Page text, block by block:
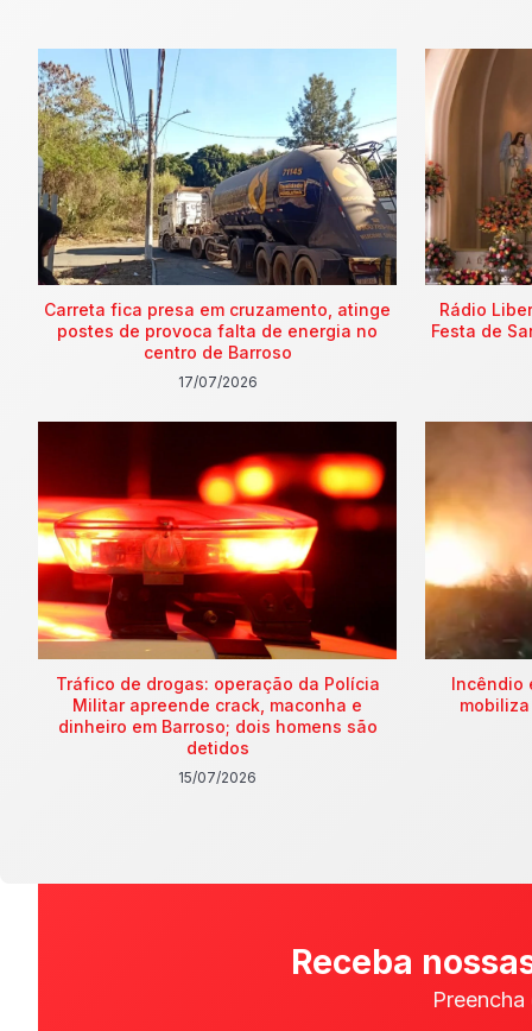
Carreta fica presa em cruzamento, atinge
postes de provoca falta de energia no
centro de Barroso
17/07/2026
Rádio
Festa de
Tráfico de drogas: operação da Polícia
Militar apreende crack, maconha e
dinheiro em Barroso; dois homens são
detidos
15/07/2026
Incêndio
Receba